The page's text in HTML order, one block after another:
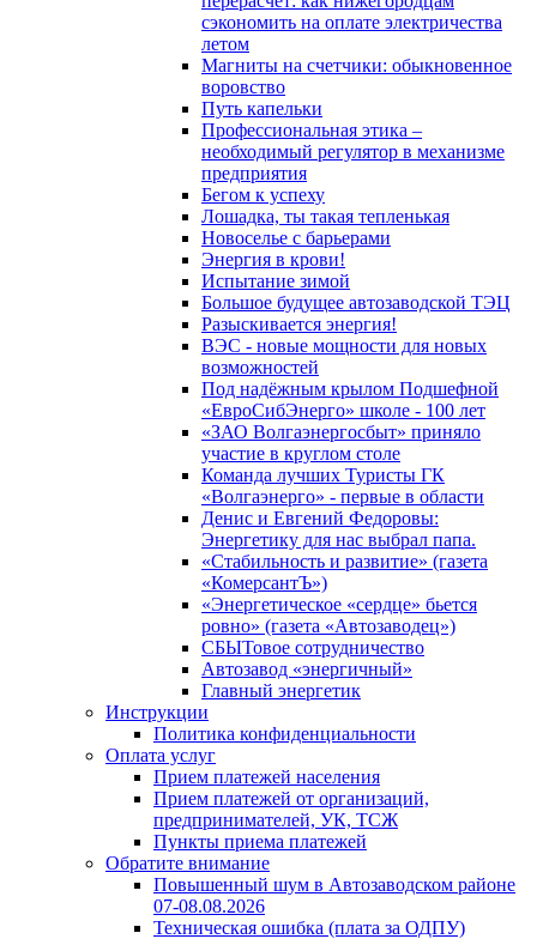
сэкономить на оплате электричества
летом
Магниты на счетчики: обыкновенное
воровство
Путь капельки
Профессиональная этика –
необходимый регулятор в механизме
предприятия
Бегом к успеху
Лошадка, ты такая тепленькая
Новоселье с барьерами
Энергия в крови!
Испытание зимой
Большое будущее автозаводской ТЭЦ
Разыскивается энергия!
ВЭС - новые мощности для новых
возможностей
Под надёжным крылом Подшефной
«ЕвроСибЭнерго» школе - 100 лет
«ЗАО Волгаэнергосбыт» приняло
участие в круглом столе
Команда лучших Туристы ГК
«Волгаэнерго» - первые в области
Денис и Евгений Федоровы:
Энергетику для нас выбрал папа.
«Стабильность и развитие» (газета
«КомерсантЪ»)
«Энергетическое «сердце» бьется
ровно» (газета «Автозаводец»)
СБЫТовое сотрудничество
Автозавод «энергичный»
Главный энергетик
Инструкции
Политика конфиденциальности
Оплата услуг
Прием платежей населения
Прием платежей от организаций,
предпринимателей, УК, ТСЖ
Пункты приема платежей
Обратите внимание
Повышенный шум в Автозаводском районе
07-08.08.2026
Техническая ошибка (плата за ОДПУ)